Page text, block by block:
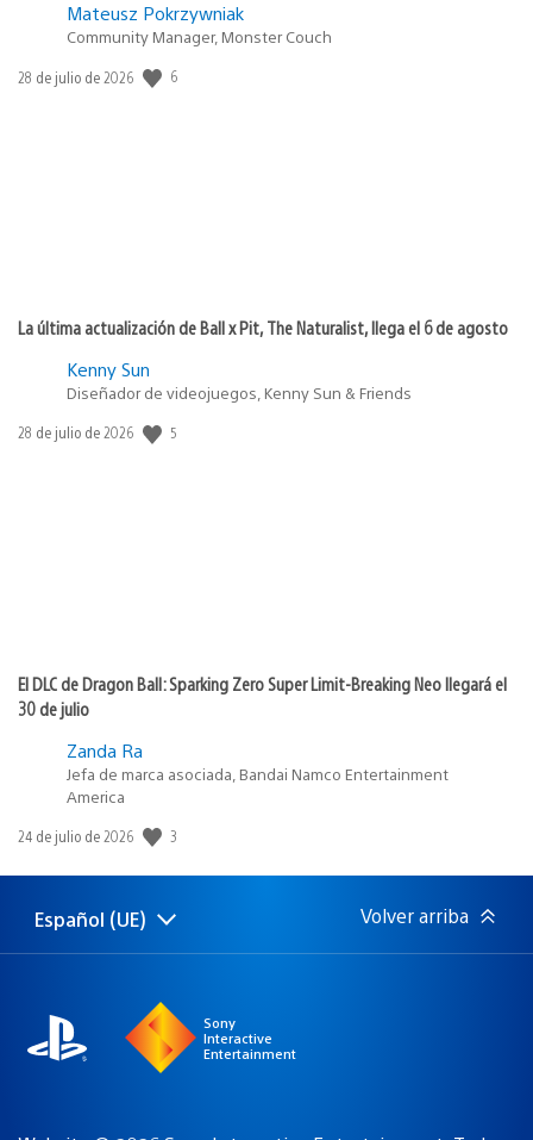
Mateusz Pokrzywniak
Community Manager, Monster Couch
Fecha
28 de julio de 2026 6
La última actualización de Ball x Pit, The Naturalist, llega el 6 de agosto
Kenny Sun
Diseñador de videojuegos, Kenny Sun & Friends
Fecha
28 de julio de 2026 5
El DLC de Dragon Ball: Sparking Zero Super Limit-Breaking Neo llegará el
30 de julio
Zanda Ra
Jefa de marca asociada, Bandai Namco Entertainment
America
Fecha
publicación:
24 de julio de 2026 3
Selecciona
una
Región
actual:
Español (UE) Volver arriba
Sony
Interactive
Entertainment